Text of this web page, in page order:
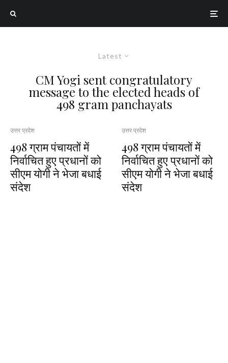
Latest
CM Yogi sent congratulatory
message to the elected heads of
498 gram panchayats
उत्तर प्रदेश
498 ग्राम पंचायतों में
निर्वाचित हुए प्रधानों को
सीएम योगी ने भेजा बधाई
संदेश
उत्तर प्रदेश
498 ग्राम पंचायतों में
निर्वाचित हुए प्रधानों को
सीएम योगी ने भेजा बधाई
संदेश